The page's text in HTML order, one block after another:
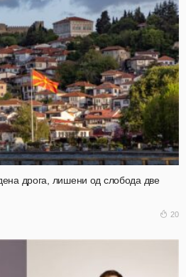
дрога, лишени од слобода две
20